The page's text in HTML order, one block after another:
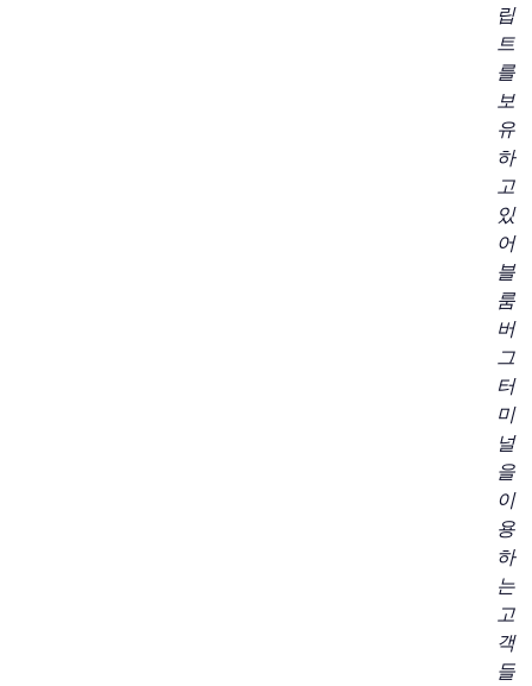
립
트
를
보
유
하
고
있
어
블
룸
버
그
터
미
널
을
이
용
하
는
고
객
들